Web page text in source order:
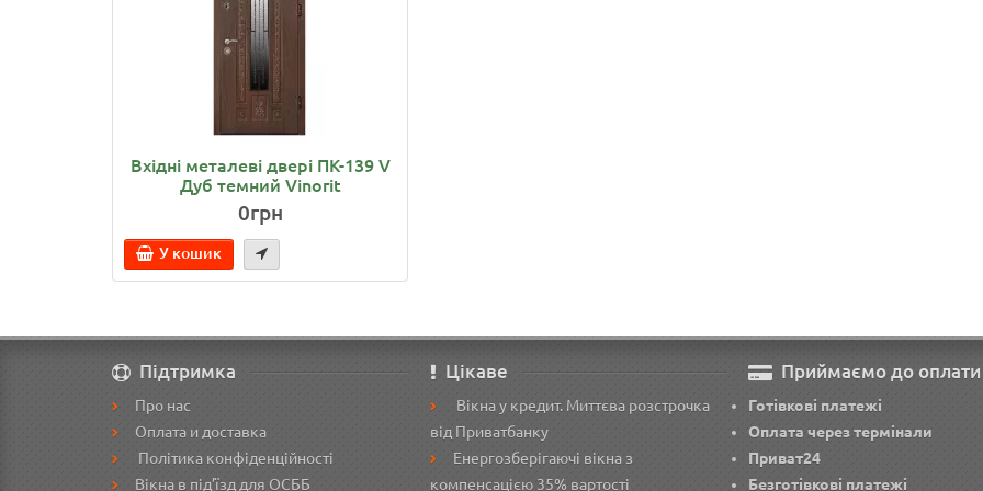
Вхідні металеві двері ПК-139 V
Дуб темний Vinorit
0грн
У кошик
Підтримка
Про нас
Оплата и доставка
Політика конфіденційності
Вікна в під’їзд для ОСББ
Цікаве
Вікна у кредит. Миттєва розстрочка
від Приватбанку
Енергозберігаючі вікна з
компенсацією 35% вартості
Приймаємо до оплати
Готівкові платежі
Оплата через термінали
Приват24
Безготівкові платежі